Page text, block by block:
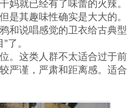
妈就已经有了味蕾的火辣。
是其趣味性确实是大大的。
和说唱感觉的卫衣给古典型
了。
。这类人群不太适合过于前
严谨，严肃和距离感。适合